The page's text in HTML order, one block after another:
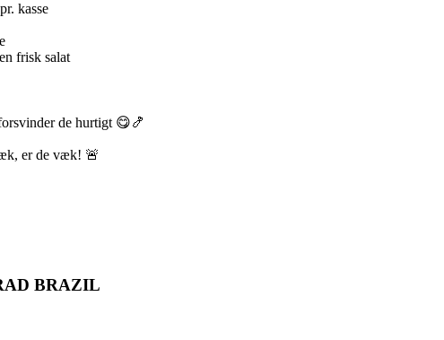
kasse
frisk salat
de hurtigt 😋🍤
er de væk! 🚨
BRAZIL